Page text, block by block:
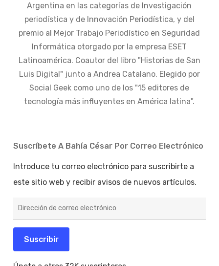
Argentina en las categorías de Investigación
periodística y de Innovación Periodística, y del
premio al Mejor Trabajo Periodístico en Seguridad
Informática otorgado por la empresa ESET
Latinoamérica. Coautor del libro "Historias de San
Luis Digital" junto a Andrea Catalano. Elegido por
Social Geek como uno de los "15 editores de
tecnología más influyentes en América latina".
Suscríbete A Bahía César Por Correo Electrónico
Introduce tu correo electrónico para suscribirte a
este sitio web y recibir avisos de nuevos artículos.
de
electrónico
Suscribir